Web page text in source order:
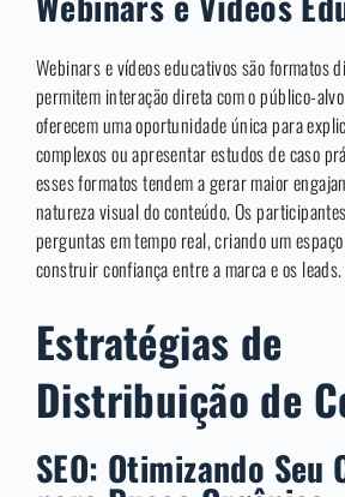
Webinars e vídeos educativos são formatos
permitem interação direta com o público-
oferecem uma oportunidade única para
complexos ou apresentar estudos de caso
esses formatos tendem a gerar maior
natureza visual do conteúdo. Os
perguntas em tempo real, criando um
construir confiança entre a marca e os leads.
Estratégias de
Distribuição de
SEO: Otimizando Seu